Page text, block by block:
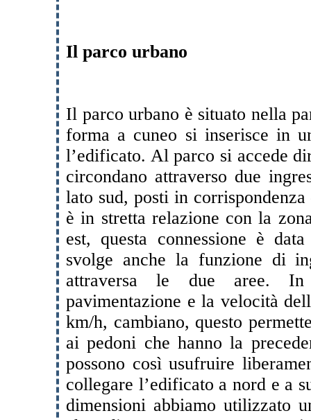
Il parco urbano
Il parco urbano è situato nella
forma a cuneo si inserisce in
l’edificato. Al parco si accede
circondano attraverso due
lato sud, posti in
è in stretta relazione con la
est, questa connessione è
svolge anche la funzione di
attraversa le due aree.
pavimentazione e la velocità
km/h, cambiano, questo
ai pedoni che hanno la
possono così usufruire
collegare l’edificato a nord e a
dimensioni abbiamo utilizzato